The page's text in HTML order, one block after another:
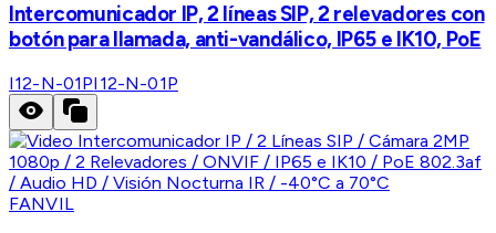
Intercomunicador IP, 2 líneas SIP, 2 relevadores con
botón para llamada, anti-vandálico, IP65 e IK10, PoE
I12-N-01PI12-N-01P
FANVIL